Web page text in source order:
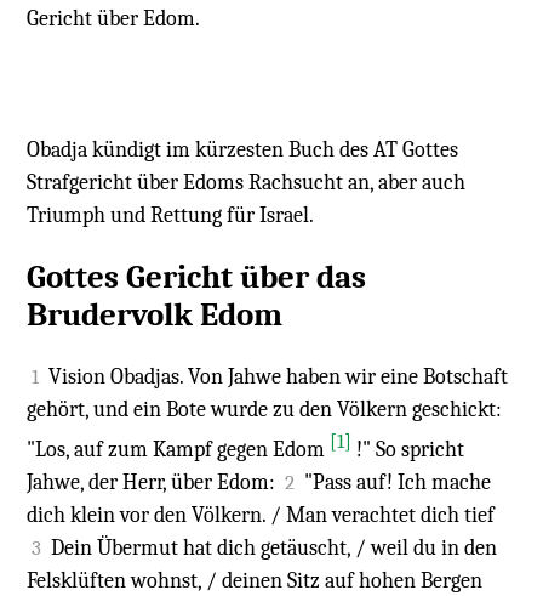
Gericht über Edom.
Obadja kündigt im kürzesten Buch des AT Gottes
Strafgericht über Edoms Rachsucht an, aber auch
Triumph und Rettung für Israel.
Gottes Gericht über das
Brudervolk Edom
1 Vision Obadjas. Von Jahwe haben wir eine Botschaft
gehört, und ein Bote wurde zu den Völkern geschickt:
"Los, auf zum Kampf gegen Edom [1] !" So spricht
Jahwe, der Herr, über Edom: 2 "Pass auf! Ich mache
dich klein vor den Völkern. / Man verachtet dich tief
3 Dein Übermut hat dich getäuscht, / weil du in den
Felsklüften wohnst, / deinen Sitz auf hohen Bergen